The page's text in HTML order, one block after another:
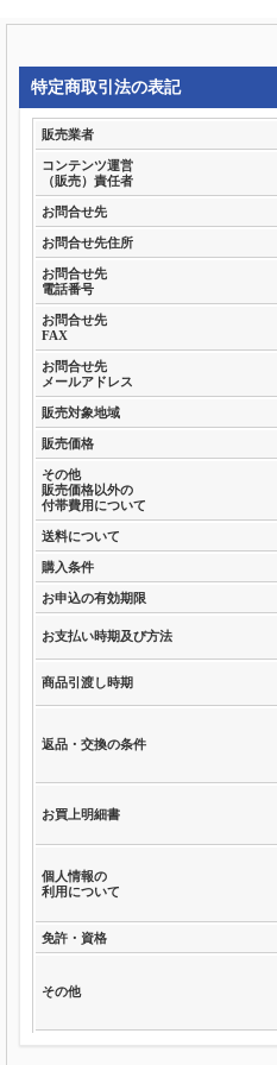
特定商取引法の表記
販売業者
コンテンツ運営
（販売）責任者
お問合せ先
お問合せ先住所
お問合せ先
電話番号
お問合せ先
FAX
お問合せ先
メールアドレス
販売対象地域
販売価格
その他
販売価格以外の
付帯費用について
送料について
購入条件
お申込の有効期限
お支払い時期及び方法
商品引渡し時期
返品・交換の条件
お買上明細書
個人情報の
利用について
免許・資格
その他